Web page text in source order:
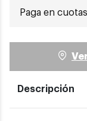
Paga en
Descripción